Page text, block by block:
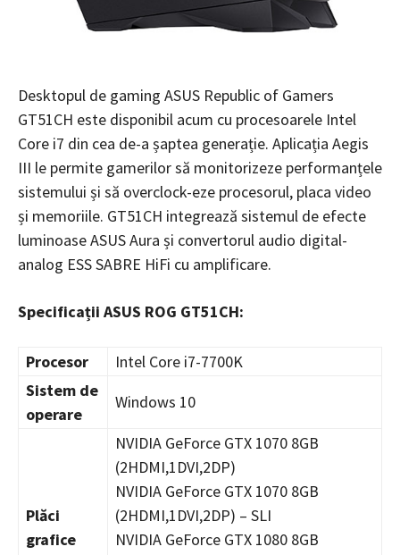
Desktopul de gaming ASUS Republic of Gamers
GT51CH este disponibil acum cu procesoarele Intel
Core i7 din cea de-a șaptea generație. Aplicația Aegis
III le permite gamerilor să monitorizeze performanțele
sistemului și să overclock-eze procesorul, placa video
și memoriile. GT51CH integrează sistemul de efecte
luminoase ASUS Aura și convertorul audio digital-
analog ESS SABRE HiFi cu amplificare.
Specificații ASUS ROG GT51CH:
Procesor
Intel Core i7-7700K
Sistem de
operare
Windows 10
Plăci
grafice
NVIDIA GeForce GTX 1070 8GB
(2HDMI,1DVI,2DP)
NVIDIA GeForce GTX 1070 8GB
(2HDMI,1DVI,2DP) – SLI
NVIDIA GeForce GTX 1080 8GB